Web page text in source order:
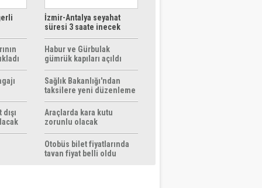
İzmir-Antalya seyahat
süresi 3 saate inecek
Habur ve Gürbulak
gümrük kapıları açıldı
Sağlık Bakanlığı'ndan
taksilere yeni düzenleme
Araçlarda kara kutu
zorunlu olacak
Otobüs bilet fiyatlarında
tavan fiyat belli oldu